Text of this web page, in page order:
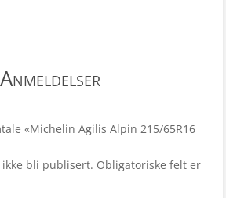
Anmeldelser
«Michelin Agilis Alpin 215/65R16
bli publisert. Obligatoriske felt er